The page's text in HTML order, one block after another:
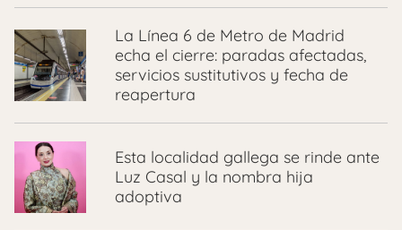
La Línea 6 de Metro de Madrid
echa el cierre: paradas afectadas,
servicios sustitutivos y fecha de
reapertura
Esta localidad gallega se rinde ante
Luz Casal y la nombra hija
adoptiva